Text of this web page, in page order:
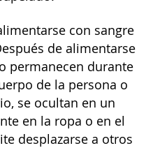
con sangre
de alimentarse
permanecen durante
de la persona o
se ocultan en un
en la ropa o en el
desplazarse a otros